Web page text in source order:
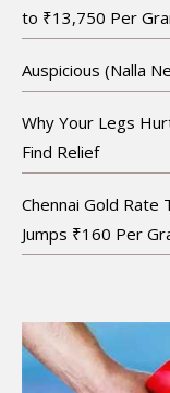
to ₹13,750 Per
Auspicious (Nalla
Why Your Legs
Find Relief
Chennai Gold Rate
Jumps ₹160 Per